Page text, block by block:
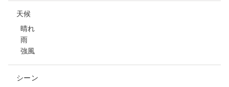
天候
晴れ
雨
強風
シーン